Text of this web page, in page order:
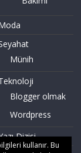
Münih
Blogger olmak
Wordpress
Dizisi
kullanır. Bu